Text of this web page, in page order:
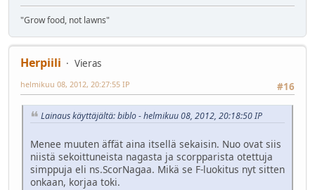
"Grow food, not lawns"
Herpiili
Vieras
#16
helmikuu 08, 2012, 20:27:55 IP
Lainaus käyttäjältä: biblo - helmikuu 08, 2012, 20:18:50 IP
Menee muuten äffät aina itsellä sekaisin. Nuo ovat siis
niistä sekoittuneista nagasta ja scorpparista otettuja
simppuja eli ns.ScorNagaa. Mikä se F-luokitus nyt sitten
onkaan, korjaa toki.